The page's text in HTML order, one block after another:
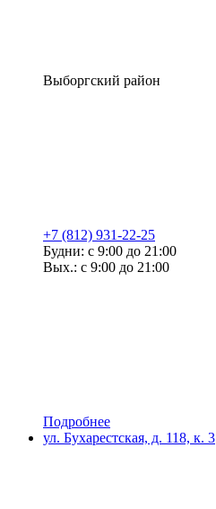
Выборгский район
+7 (812) 931-22-25
Будни: с 9:00 до 21:00
Вых.: с 9:00 до 21:00
Подробнее
ул. Бухарестская, д. 118, к. 3